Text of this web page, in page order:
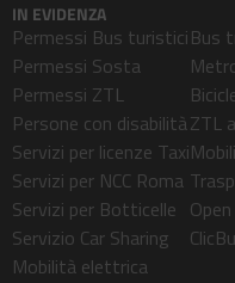
IN EVIDENZA
Permessi Bus turistici
Permessi Sosta
Permessi ZTL
Persone con disabilità
Servizi per licenze Taxi
Servizi per NCC Roma
Servizi per Botticelle
Servizio Car Sharing
Mobilità elettrica
Bus
ZTL